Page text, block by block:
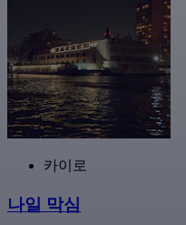
카이로
나일 막심